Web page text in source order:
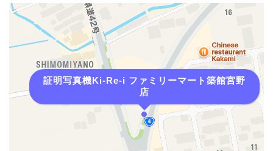
証明写真機Ki-Re-i ファミリーマート築館宮野
店